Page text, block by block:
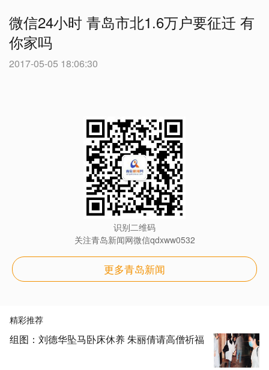
微信24小时 青岛市北1.6万户要征迁 有
你家吗
2017-05-05 18:06:30
识别二维码
关注青岛新闻网微信qdxww0532
更多青岛新闻
精彩推荐
组图：刘德华坠马卧床休养 朱丽倩请高僧祈福